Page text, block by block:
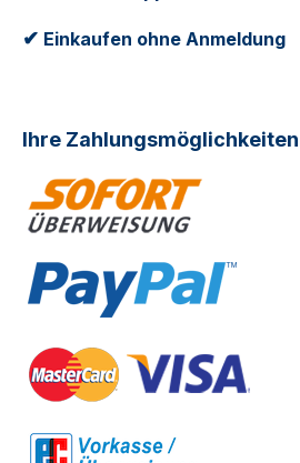
✔ Einkaufen ohne Anmeldung
Ihre Zahlungsmöglichkeiten